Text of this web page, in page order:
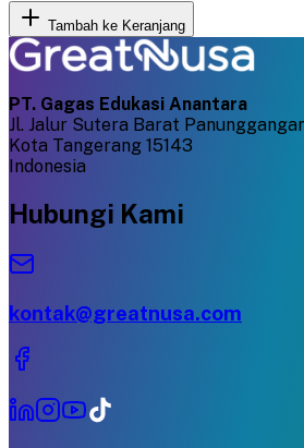
Tambah ke Keranjang
PT. Gagas Edukasi Anantara
Jl. Jalur Sutera Barat
Kota Tangerang 15143
Indonesia
Hubungi Kami
kontak@greatnusa.com